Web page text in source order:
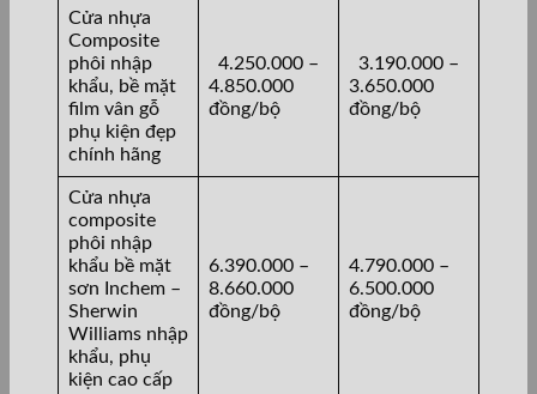
Cửa nhựa
Composite
phôi nhập
khẩu, bề mặt
film vân gỗ
phụ kiện đẹp
chính hãng
4.250.000 –
4.850.000
đồng/bộ
3.190.000 –
3.650.000
đồng/bộ
Cửa nhựa
composite
phôi nhập
khẩu bề mặt
sơn Inchem –
Sherwin
Williams nhập
khẩu, phụ
kiện cao cấp
6.390.000 –
8.660.000
đồng/bộ
4.790.000 –
6.500.000
đồng/bộ